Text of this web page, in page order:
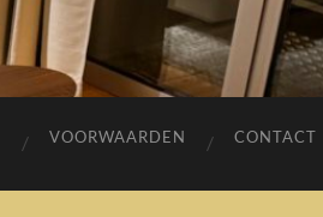
VOORWAARDEN CONTACT